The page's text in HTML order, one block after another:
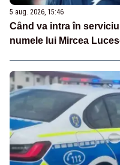
5 aug. 2026, 15:46
Când va intra în
numele lui Mircea